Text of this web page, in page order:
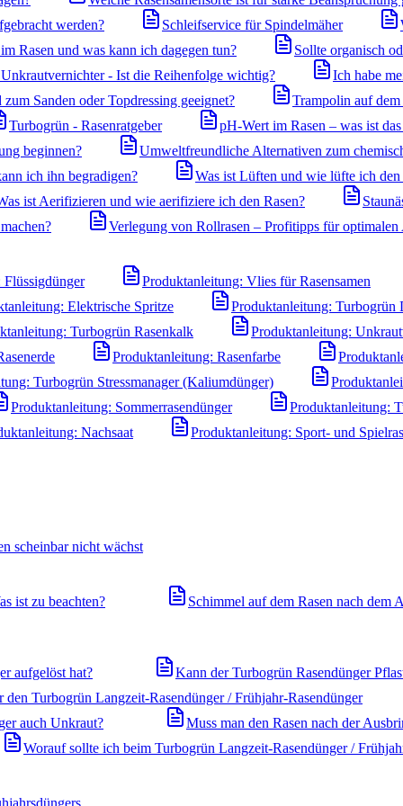
werden?
Schleifservice für Spindelmäher
Rasen und was kann ich dagegen tun?
Sollte organisch
- Ist die Reihenfolge wichtig?
Ich habe
zum Sanden oder Topdressing geeignet?
Trampolin auf dem
Turbogrün - Rasenratgeber
pH-Wert im Rasen – was ist
beginnen?
Umweltfreundliche Alternativen zum
ich ihn begradigen?
Was ist Lüften und wie lüfte ich den
ist Aerifizieren und wie aerifiziere ich den Rasen?
Verlegung von Rollrasen – Profitipps für
Produktanleitung: Vlies für Rasensamen
Elektrische Spritze
Produktanleitung: Turbogrün
Turbogrün Rasenkalk
Produktanleitung:
Produktanleitung: Rasenfarbe
Turbogrün Stressmanager (Kaliumdünger)
Produktanleitung: Sommerrasendünger
Produktanleitung:
Nachsaat
Produktanleitung: Sport- und
scheinbar nicht wächst
ist zu beachten? Schimmel auf dem Rasen nach dem
aufgelöst hat?
Kann der Turbogrün Rasendünger
den Turbogrün Langzeit-Rasendünger / Frühjahr-Rasendünger
auch Unkraut?
Muss man den Rasen nach der
Worauf sollte ich beim Turbogrün Langzeit-Rasendünger /